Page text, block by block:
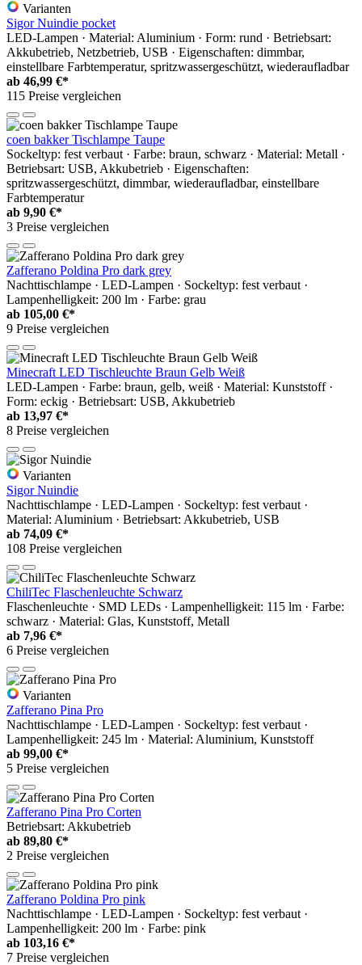
Varianten
Sigor Nuindie pocket
LED-Lampen · Material: Aluminium · Form: rund · Betriebsart:
Akkubetrieb, Netzbetrieb, USB · Eigenschaften: dimmbar,
einstellbare Farbtemperatur, spritzwassergeschützt, wiederaufladbar
ab 46,99 €*
115 Preise vergleichen
coen bakker Tischlampe Taupe
Sockeltyp: fest verbaut · Farbe: braun, schwarz · Material: Metall ·
Betriebsart: USB, Akkubetrieb · Eigenschaften:
spritzwassergeschützt, dimmbar, wiederaufladbar, einstellbare
Farbtemperatur
ab 9,90 €*
3 Preise vergleichen
Zafferano Poldina Pro dark grey
Nachttischlampe · LED-Lampen · Sockeltyp: fest verbaut ·
Lampenhelligkeit: 200 lm · Farbe: grau
ab 105,00 €*
9 Preise vergleichen
Minecraft LED Tischleuchte Braun Gelb Weiß
LED-Lampen · Farbe: braun, gelb, weiß · Material: Kunststoff ·
Form: eckig · Betriebsart: USB, Akkubetrieb
ab 13,97 €*
8 Preise vergleichen
Varianten
Sigor Nuindie
Nachttischlampe · LED-Lampen · Sockeltyp: fest verbaut ·
Material: Aluminium · Betriebsart: Akkubetrieb, USB
ab 74,09 €*
108 Preise vergleichen
ChiliTec Flaschenleuchte Schwarz
Flaschenleuchte · SMD LEDs · Lampenhelligkeit: 115 lm · Farbe:
schwarz · Material: Glas, Kunststoff, Metall
ab 7,96 €*
6 Preise vergleichen
Varianten
Zafferano Pina Pro
Nachttischlampe · LED-Lampen · Sockeltyp: fest verbaut ·
Lampenhelligkeit: 245 lm · Material: Aluminium, Kunststoff
ab 99,00 €*
5 Preise vergleichen
Zafferano Pina Pro Corten
Betriebsart: Akkubetrieb
ab 89,80 €*
2 Preise vergleichen
Zafferano Poldina Pro pink
Nachttischlampe · LED-Lampen · Sockeltyp: fest verbaut ·
Lampenhelligkeit: 200 lm · Farbe: pink
ab 103,16 €*
7 Preise vergleichen